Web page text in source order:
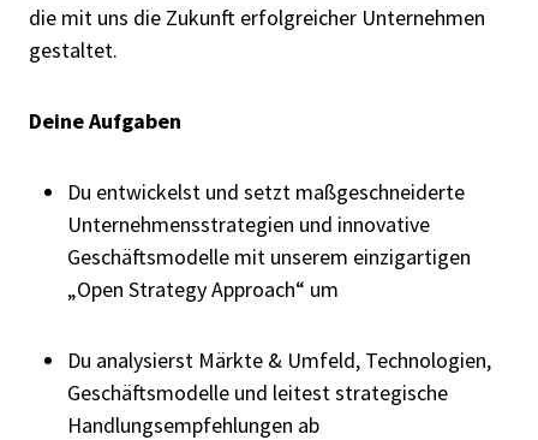
die mit uns die Zukunft erfolgreicher Unternehmen
gestaltet.
Deine Aufgaben
Du entwickelst und setzt maßgeschneiderte
Unternehmensstrategien und innovative
Geschäftsmodelle mit unserem einzigartigen
„Open Strategy Approach“ um
Du analysierst Märkte & Umfeld, Technologien,
Geschäftsmodelle und leitest strategische
Handlungsempfehlungen ab